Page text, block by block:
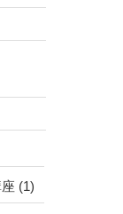
(1)